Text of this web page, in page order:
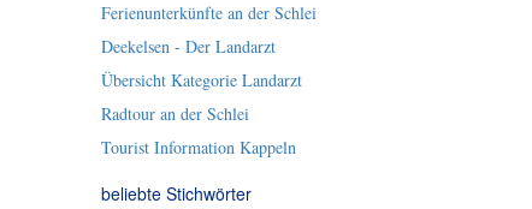
Ferienunterkünfte an der Schlei
Deekelsen - Der Landarzt
Übersicht Kategorie Landarzt
Radtour an der Schlei
Tourist Information Kappeln
beliebte Stichwörter